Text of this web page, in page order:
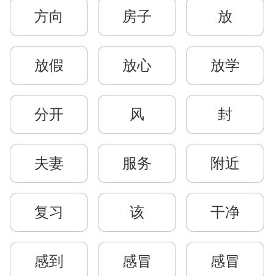
方向 房子 放
放假 放心 放学
分开 风 封
夫妻 服务 附近
复习 该 干净
感到 感冒 感冒